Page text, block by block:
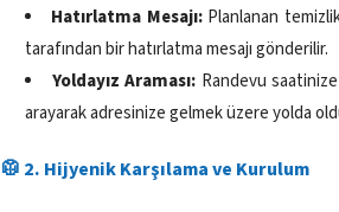
Hatırlatma Mesajı:Planlanan
tarafından bir hatırlatma mesajı gönderilir.
Yoldayız Araması: Randevu
arayarak adresinize gelmek üzere yolda
🥼 2. Hijyenik Karşılama ve Kurulum